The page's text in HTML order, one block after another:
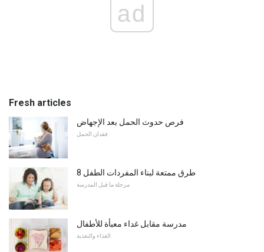
ad
Fresh articles
فرص حدوث الحمل بعد الإجهاض
فقدان الحمل
8 طرق ممتعة لبناء المفردات الطفل
مرحلة ما قبل المدرسة
مدرسة مقابل غداء معبأة للأطفال
الغذاء والتغذية